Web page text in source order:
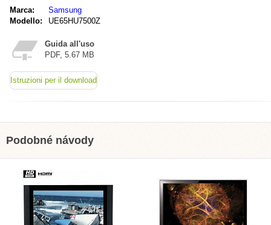
Marca:
Samsung
Modello:
UE65HU7500Z
Guida all'uso
PDF, 5.67 MB
Istruzioni per il download
Podobné návody